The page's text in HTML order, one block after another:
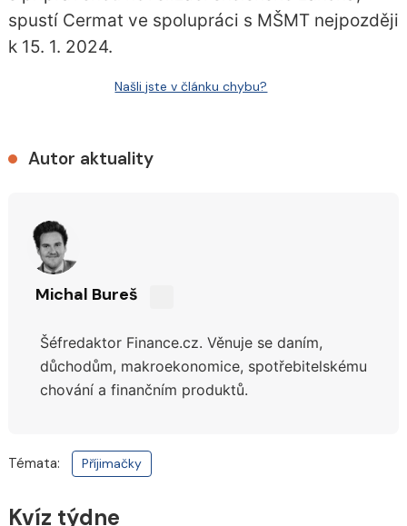
spustí Cermat ve spolupráci s MŠMT nejpozději
k 15. 1. 2024.
Našli jste v článku chybu?
Autor aktuality
Michal Bureš
síti
X
Šéfredaktor Finance.cz. Věnuje se daním,
důchodům, makroekonomice, spotřebitelskému
chování a finančním produktů.
Témata: Příjimačky
Kvíz týdne